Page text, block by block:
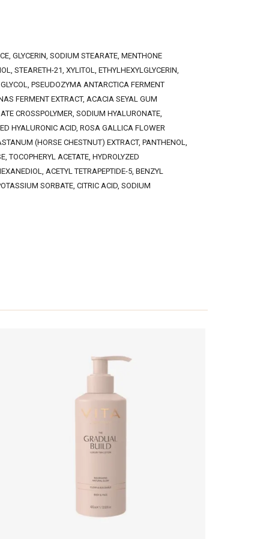
GLYCERIN, SODIUM STEARATE, MENTHONE
STEARETH-21, XYLITOL, ETHYLHEXYLGLYCERIN,
PSEUDOZYMA ANTARCTICA FERMENT
FERMENT EXTRACT, ACACIA SEYAL GUM
CROSSPOLYMER, SODIUM HYALURONATE,
HYALURONIC ACID, ROSA GALLICA FLOWER
(HORSE CHESTNUT) EXTRACT, PANTHENOL,
TOCOPHERYL ACETATE, HYDROLYZED
ACETYL TETRAPEPTIDE-5, BENZYL
SORBATE, CITRIC ACID, SODIUM